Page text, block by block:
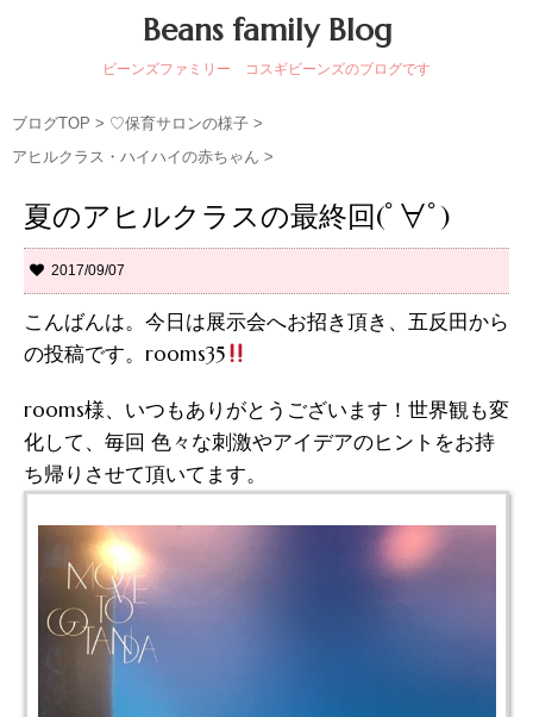
Beans family Blog
ビーンズファミリー コスギビーンズのブログです
ブログTOP > ♡保育サロンの様子 >
アヒルクラス・ハイハイの赤ちゃん >
夏のアヒルクラスの最終回(ﾟ∀ﾟ)
2017/09/07
こんばんは。今日は展示会へお招き頂き、五反田から
の投稿です。rooms35
rooms様、いつもありがとうございます！世界観も変
化して、毎回 色々な刺激やアイデアのヒントをお持
ち帰りさせて頂いてます。